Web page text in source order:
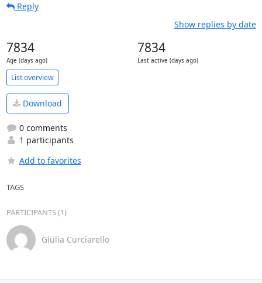
Reply
Show replies by date
7834
Age (days ago)
7834
Last active (days ago)
List overview
Download
0 comments
1 participants
Add to favorites
TAGS
PARTICIPANTS (1)
Giulia Curciarello